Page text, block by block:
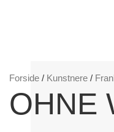
Forside / Kunstnere /
OHNE